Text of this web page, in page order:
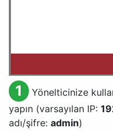
1
Yönelticinize
yapın (varsayılan IP:
adı/şifre: admin)